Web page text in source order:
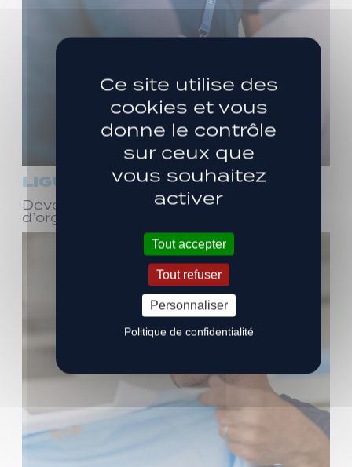
LIGUE 3
Devenez bénévole ! Réunion
d’organisation le samedi 8 août
Ce site utilise des
cookies et vous
donne le contrôle
sur ceux que
vous souhaitez
activer
Tout accepter
Tout refuser
Personnaliser
Politique de confidentialité